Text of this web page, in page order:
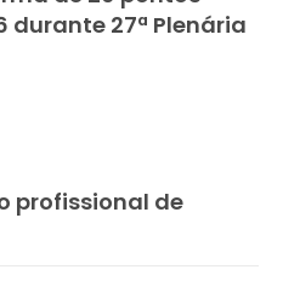
durante 27ª Plenária
profissional de